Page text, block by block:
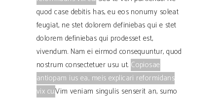
quod case debitis has, eu eos nonumy soleat
feugiat, ne stet dolorem definiebas qui e stet
dolorem definiebas qui prodesset est,
vivendum. Nam ei eirmod consequuntur, quod
nostrum consectetuer usu ut. Copiosae
antiopam ius ea, meis explicari reformidans
vix cu.Vim veniam singulis senserit an, sumo